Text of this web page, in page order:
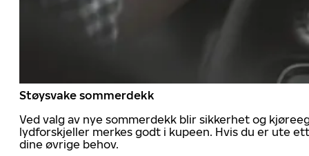
Støysvake sommerdekk
Ved valg av nye sommerdekk blir sikkerhet og
lydforskjeller merkes godt i kupeen. Hvis du er ute
dine øvrige behov.